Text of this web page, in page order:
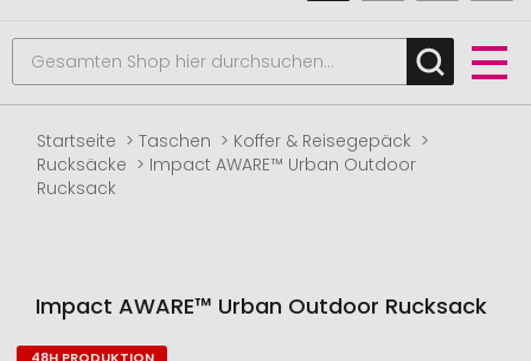
Startseite Taschen
Koffer & Reisegepäck
Rucksäcke
Impact AWARE™ Urban Outdoor
Rucksack
Impact AWARE™ Urban Outdoor Rucksack
48H PRODUKTION